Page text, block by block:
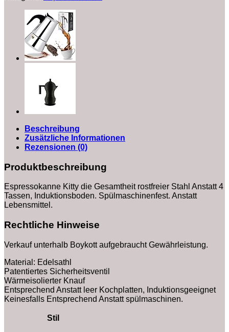
Espressokocher
Edelstahl
Menge
Beschreibung
Zusätzliche Informationen
Rezensionen (0)
Produktbeschreibung
Espressokanne Kitty die Gesamtheit rostfreier Stahl Anstatt 4
Tassen, Induktionsboden. Spülmaschinenfest. Anstatt
Lebensmittel.
Rechtliche Hinweise
Verkauf unterhalb Boykott aufgebraucht Gewährleistung.
Material: Edelsathl
Patentiertes Sicherheitsventil
Wärmeisolierter Knauf
Entsprechend Anstatt leer Kochplatten, Induktionsgeeignet
Keinesfalls Entsprechend Anstatt spülmaschinen.
Stil